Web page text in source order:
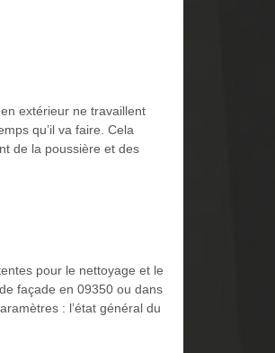
extérieur ne travaillent
qu’il va faire. Cela
de la poussière et des
pour le nettoyage et le
façade en 09350 ou dans
: l’état général du